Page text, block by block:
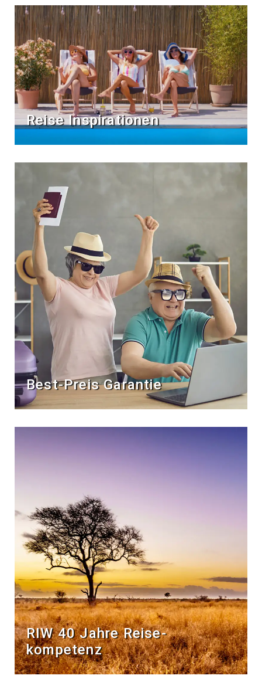
Reise Inspirationen
Best-Preis Garantie
RIW 40 Jahre Reise­
kompetenz